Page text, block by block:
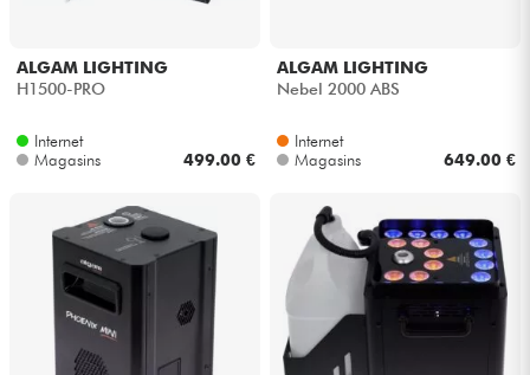
ALGAM LIGHTING
H1500-PRO
Internet
Magasins
499.00 €
ALGAM LIGHTING
Nebel 2000 ABS
Internet
Magasins
649.00 €